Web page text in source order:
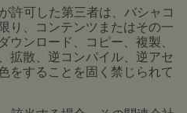
許可した第三者は、バシャコ
り、コンテンツまたはその一
ンロード、コピー、複製、
拡散、逆コンパイル、逆アセ
をすることを固く禁じられて